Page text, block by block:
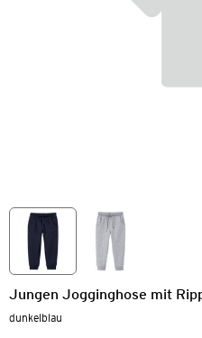
Jungen Jogginghose mit
dunkelblau